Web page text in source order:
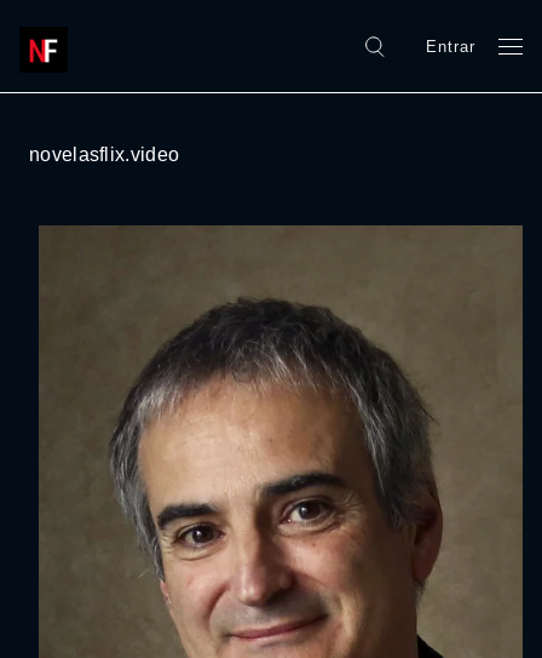
Entrar
novelasflix.video